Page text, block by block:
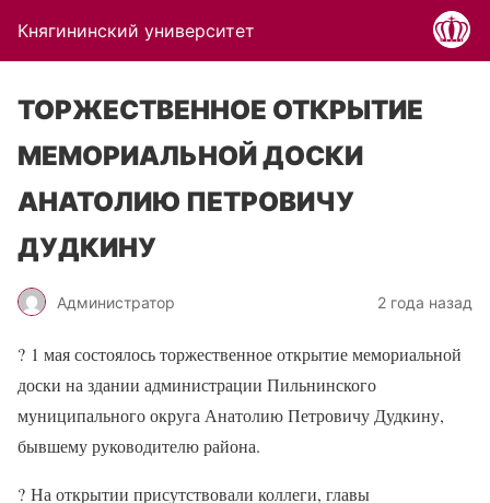
Княгининский университет
ТОРЖЕСТВЕННОЕ ОТКРЫТИЕ
МЕМОРИАЛЬНОЙ ДОСКИ
АНАТОЛИЮ ПЕТРОВИЧУ
ДУДКИНУ
Администратор 2 года назад
? 1 мая состоялось торжественное открытие мемориальной
доски на здании администрации Пильнинского
муниципального округа Анатолию Петровичу Дудкину,
бывшему руководителю района.
? На открытии присутствовали коллеги, главы